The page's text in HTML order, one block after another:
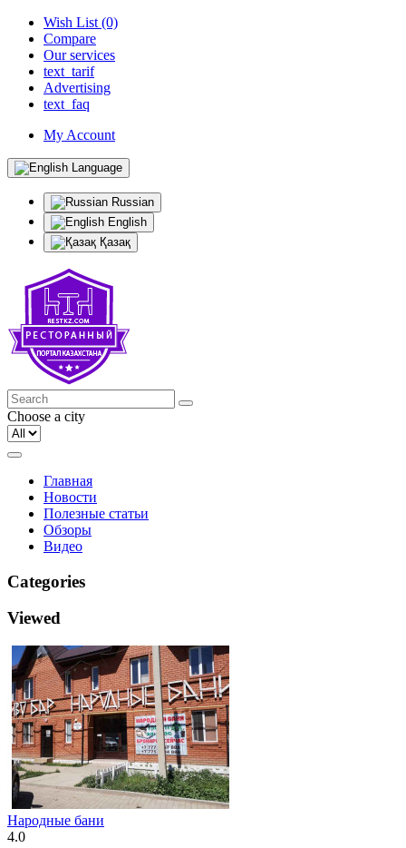
Wish List (0)
Compare
Our services
text_tarif
Advertising
text_faq
My Account
Language
Russian
English
Қазақ
Choose a city
Главная
Новости
Полезные статьи
Обзоры
Видео
Categories
Viewed
Народные бани
4.0